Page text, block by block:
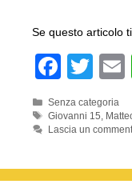
Se questo articolo
F
c
b
T
wi
tt
Categorie
Senza categoria
Tag
Giovanni 15,
Lascia un